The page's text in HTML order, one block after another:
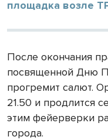
площадка возле
После окончания
посвященной Дню
прогремит салют.
21.50 и продлится
этим фейерверки
города.